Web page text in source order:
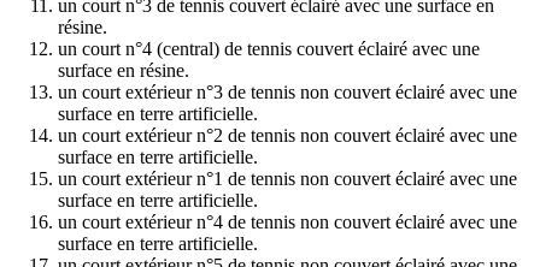
un court n°3 de tennis couvert éclairé avec une surface en
résine.
un court n°4 (central) de tennis couvert éclairé avec une
surface en résine.
un court extérieur n°3 de tennis non couvert éclairé avec une
surface en terre artificielle.
un court extérieur n°2 de tennis non couvert éclairé avec une
surface en terre artificielle.
un court extérieur n°1 de tennis non couvert éclairé avec une
surface en terre artificielle.
un court extérieur n°4 de tennis non couvert éclairé avec une
surface en terre artificielle.